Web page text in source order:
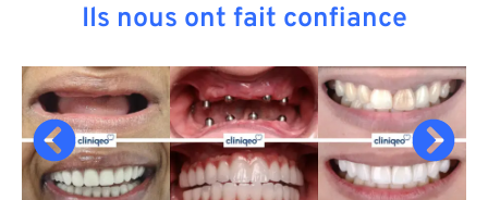
Ils nous ont fait confiance